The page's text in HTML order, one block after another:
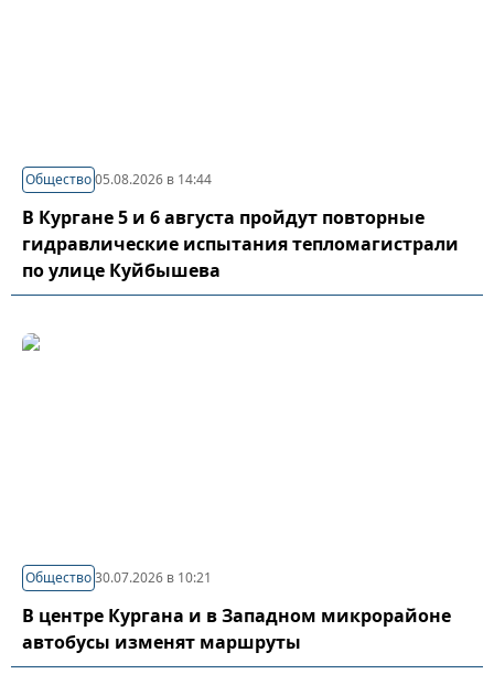
Общество05.08.2026 в 14:44
В Кургане 5 и 6 августа пройдут повторные
гидравлические испытания тепломагистрали
по улице Куйбышева
Общество30.07.2026 в 10:21
В центре Кургана и в Западном микрорайоне
автобусы изменят маршруты